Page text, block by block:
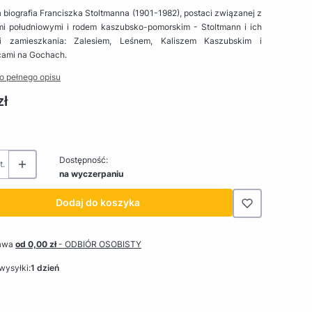
biografia Franciszka Stoltmanna (1901-1982), postaci związanej z
południowymi i rodem kaszubsko-pomorskim - Stoltmann i ich
zamieszkania: Zalesiem, Leśnem, Kaliszem Kaszubskim i
na Gochach.
pełnego opisu
Dostępność:
na wyczerpaniu
Dodaj do koszyka
od 0,00 zł- ODBIÓR OSOBISTY
1 dzień